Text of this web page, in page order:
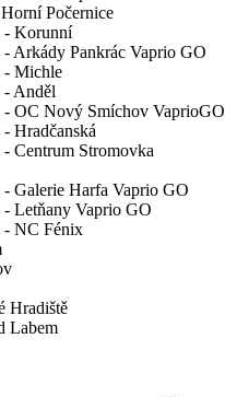
Počernice
- Korunní
- Arkády Pankrác Vaprio GO
- Michle
- Anděl
- OC Nový Smíchov VaprioGO
- Hradčanská
- Centrum Stromovka
- Galerie Harfa Vaprio GO
- Letňany Vaprio GO
- NC Fénix
Hradiště
Labem